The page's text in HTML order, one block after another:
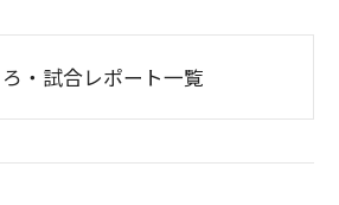
・試合レポート一覧